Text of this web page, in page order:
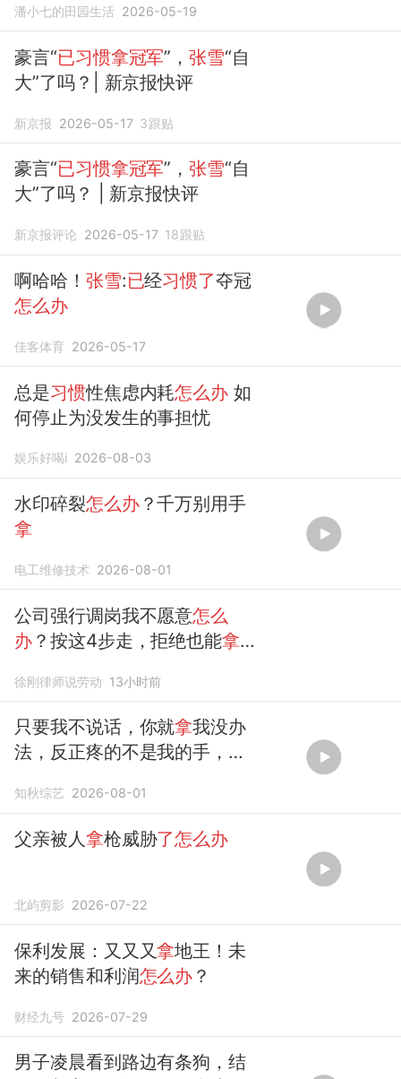
潘小七的田园生活 2026-05-19
豪言“已习惯拿冠军”，张雪“自
大”了吗？| 新京报快评
新京报 2026-05-17 3跟贴
豪言“已习惯拿冠军”，张雪“自
大”了吗？ | 新京报快评
新京报评论 2026-05-17 18跟贴
啊哈哈！ 张雪:已经习惯了夺冠
怎么办
佳客体育 2026-05-17
总是习惯性焦虑内耗怎么办如
何停止为没发生的事担忧
娱乐好喝i 2026-08-03
水印碎裂怎么办？千万别用手
拿
电工维修技术 2026-08-01
公司强行调岗我不愿意怎么
办 ？按这4步走，拒绝也能拿
徐刚律师说劳动 13小时前
只要我不说话，你就拿我没办
法，反正疼的不是我的手，看
知秋综艺 2026-08-01
父亲被人拿枪威胁了怎么办
北屿剪影 2026-07-22
保利发展：又又又拿地王！未
来的销售和利润怎么办 ？
财经九号 2026-07-29
男子凌晨看到路边有条狗，结